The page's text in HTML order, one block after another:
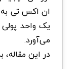
ان اکس تی به‌
یک واحد
می‌آورد.
در این